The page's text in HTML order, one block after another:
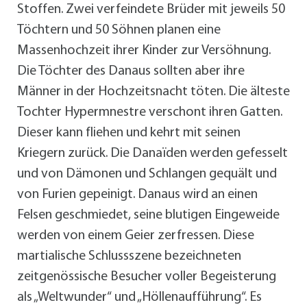
Stoffen. Zwei verfeindete Brüder mit jeweils 50
Töchtern und 50 Söhnen planen eine
Massenhochzeit ihrer Kinder zur Versöhnung.
Die Töchter des Danaus sollten aber ihre
Männer in der Hochzeitsnacht töten. Die älteste
Tochter Hypermnestre verschont ihren Gatten.
Dieser kann fliehen und kehrt mit seinen
Kriegern zurück. Die Danaïden werden gefesselt
und von Dämonen und Schlangen gequält und
von Furien gepeinigt. Danaus wird an einen
Felsen geschmiedet, seine blutigen Eingeweide
werden von einem Geier zerfressen. Diese
martialische Schlussszene bezeichneten
zeitgenössische Besucher voller Begeisterung
als „Weltwunder“ und „Höllenaufführung“. Es